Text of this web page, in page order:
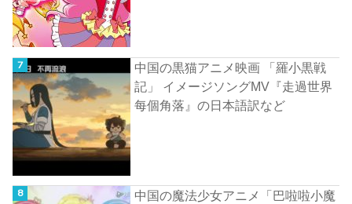
中国の黒猫アニメ映画 「羅小黒戦
記」 イメージソングMV『走過世界
每個角落』の日本語訳など
中国の魔法少女アニメ「巴啦啦小魔